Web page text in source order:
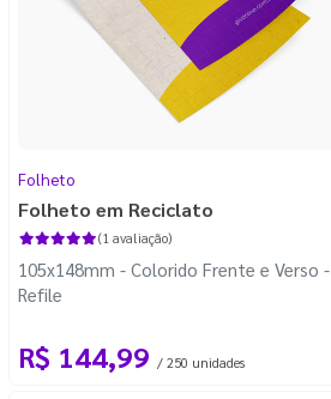
Folheto
Folheto em Reciclato
(1 avaliação)
105x148mm - Colorido Frente e Verso -
Refile
R$ 144,99 / 250 unidades